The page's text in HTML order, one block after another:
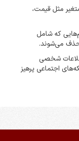
مثل قیمت،
که شامل
حذف می‌شوند.
شخصی
اجتماعی پرهیز